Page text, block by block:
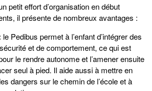
petit effort d’organisation en début
il présente de nombreux avantages :
le Pedibus permet à l’enfant d’intégrer des
et de comportement, ce qui est
le rendre autonome et l’amener ensuite
seul à pied. Il aide aussi à mettre en
dangers sur le chemin de l’école et à